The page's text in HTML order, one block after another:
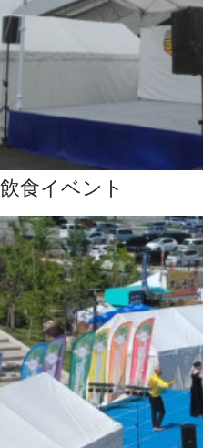
飲食イベント